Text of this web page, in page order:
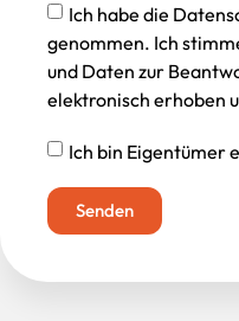
Ich habe die
genommen. Ich
und Daten zur
elektronisch erhoben
Ich bin Eigentümer
Senden